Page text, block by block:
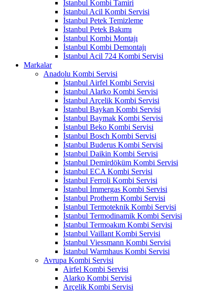
İstanbul Kombi Tamiri
İstanbul Acil Kombi Servisi
İstanbul Petek Temizleme
İstanbul Petek Bakımı
İstanbul Kombi Montajı
İstanbul Kombi Demontajı
İstanbul Acil 724 Kombi Servisi
Markalar
Anadolu Kombi Servisi
İstanbul Airfel Kombi Servisi
İstanbul Alarko Kombi Servisi
İstanbul Arçelik Kombi Servisi
İstanbul Baykan Kombi Servisi
İstanbul Baymak Kombi Servisi
İstanbul Beko Kombi Servisi
İstanbul Bosch Kombi Servisi
İstanbul Buderus Kombi Servisi
İstanbul Daikin Kombi Servisi
İstanbul Demirdöküm Kombi Servisi
İstanbul ECA Kombi Servisi
İstanbul Ferroli Kombi Servisi
İstanbul İmmergas Kombi Servisi
İstanbul Protherm Kombi Servisi
İstanbul Termoteknik Kombi Servisi
İstanbul Termodinamik Kombi Servisi
İstanbul Termoakım Kombi Servisi
İstanbul Vaillant Kombi Servisi
İstanbul Viessmann Kombi Servisi
İstanbul Warmhaus Kombi Servisi
Avrupa Kombi Servisi
Airfel Kombi Servisi
Alarko Kombi Servisi
Arçelik Kombi Servisi